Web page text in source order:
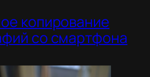
копирование
со смартфона